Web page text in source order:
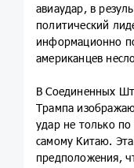
авиаудар, в
политический
информационно
американцев
В Соединенных
Трампа
удар не только
самому Китаю.
предположения,